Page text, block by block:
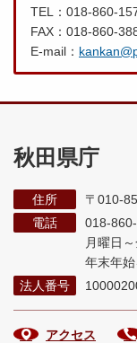
TEL：018-860-
FAX：018-860-
E-mail：
秋田県庁
住所
〒010-
電話
018-860-
月曜日
年末年始
法人番号
アクセス